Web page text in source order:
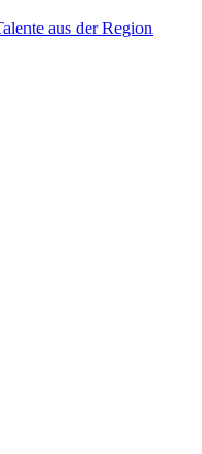
aus der Region